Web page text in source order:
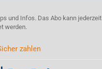
und Infos. Das Abo kann jederzeit
werden.
zahlen